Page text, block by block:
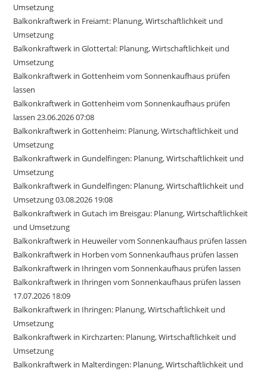
Umsetzung
Balkonkraftwerk in Freiamt: Planung, Wirtschaftlichkeit und
Umsetzung
Balkonkraftwerk in Glottertal: Planung, Wirtschaftlichkeit und
Umsetzung
Balkonkraftwerk in Gottenheim vom Sonnenkaufhaus prüfen
lassen
Balkonkraftwerk in Gottenheim vom Sonnenkaufhaus prüfen
lassen 23.06.2026 07:08
Balkonkraftwerk in Gottenheim: Planung, Wirtschaftlichkeit und
Umsetzung
Balkonkraftwerk in Gundelfingen: Planung, Wirtschaftlichkeit und
Umsetzung
Balkonkraftwerk in Gundelfingen: Planung, Wirtschaftlichkeit und
Umsetzung 03.08.2026 19:08
Balkonkraftwerk in Gutach im Breisgau: Planung, Wirtschaftlichkeit
und Umsetzung
Balkonkraftwerk in Heuweiler vom Sonnenkaufhaus prüfen lassen
Balkonkraftwerk in Horben vom Sonnenkaufhaus prüfen lassen
Balkonkraftwerk in Ihringen vom Sonnenkaufhaus prüfen lassen
Balkonkraftwerk in Ihringen vom Sonnenkaufhaus prüfen lassen
17.07.2026 18:09
Balkonkraftwerk in Ihringen: Planung, Wirtschaftlichkeit und
Umsetzung
Balkonkraftwerk in Kirchzarten: Planung, Wirtschaftlichkeit und
Umsetzung
Balkonkraftwerk in Malterdingen: Planung, Wirtschaftlichkeit und